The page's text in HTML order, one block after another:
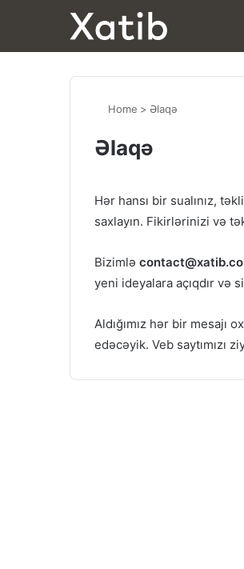
Home > Əlaqə
Əlaqə
Hər hansı bir sualınız,
saxlayın. Fikirlərinizi və
Bizimlə
yeni ideyalara açıqdır və
Aldığımız hər bir mesajı
edəcəyik. Veb saytımızı